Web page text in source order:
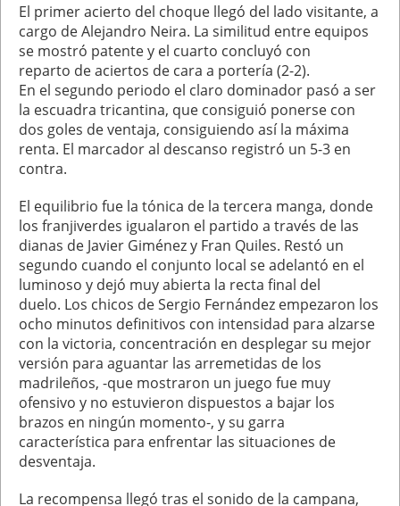
El primer acierto del choque llegó del lado visitante, a
cargo de Alejandro Neira. La similitud entre equipos
se mostró patente y el cuarto concluyó con
reparto de aciertos de cara a portería (2-2).
En el segundo periodo el claro dominador pasó a ser
la escuadra tricantina, que consiguió ponerse con
dos goles de ventaja, consiguiendo así la máxima
renta. El marcador al descanso registró un 5-3 en
contra.
El equilibrio fue la tónica de la tercera manga, donde
los franjiverdes igualaron el partido a través de las
dianas de Javier Giménez y Fran Quiles. Restó un
segundo cuando el conjunto local se adelantó en el
luminoso y dejó muy abierta la recta final del
duelo. Los chicos de Sergio Fernández empezaron los
ocho minutos definitivos con intensidad para alzarse
con la victoria, concentración en desplegar su mejor
versión para aguantar las arremetidas de los
madrileños, -que mostraron un juego fue muy
ofensivo y no estuvieron dispuestos a bajar los
brazos en ningún momento-, y su garra
característica para enfrentar las situaciones de
desventaja.
La recompensa llegó tras el sonido de la campana,